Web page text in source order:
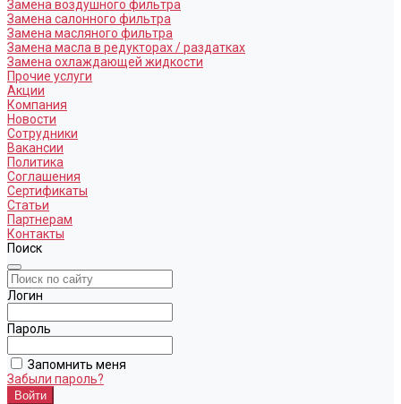
Замена воздушного фильтра
Замена салонного фильтра
Замена масляного фильтра
Замена масла в редукторах / раздатках
Замена охлаждающей жидкости
Прочие услуги
Акции
Компания
Новости
Сотрудники
Вакансии
Политика
Соглашения
Сертификаты
Статьи
Партнерам
Контакты
Поиск
Логин
Пароль
Запомнить меня
Забыли пароль?